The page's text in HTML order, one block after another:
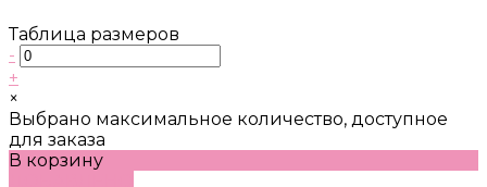
Таблица размеров
-
+
×
Выбрано максимальное количество, доступное
для заказа
В корзину